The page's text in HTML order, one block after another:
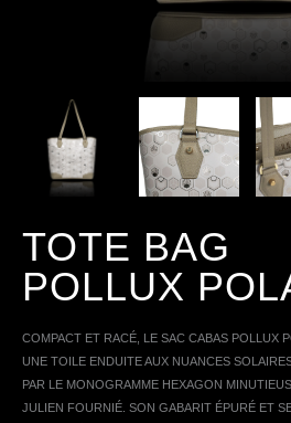
TOTE BAG
POLLUX
COMPACT ET RACÉ, LE SAC CABAS POLLUX
UNE TOILE ENDUITE AUX NUANCES
PAR LE MONOGRAMME HEXAGON
JULIEN FOURNIÉ. SON GABARIT ÉPURÉ ET